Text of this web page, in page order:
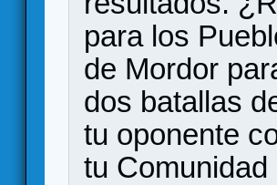
para los
de Mordor
dos batallas
tu oponente
tu